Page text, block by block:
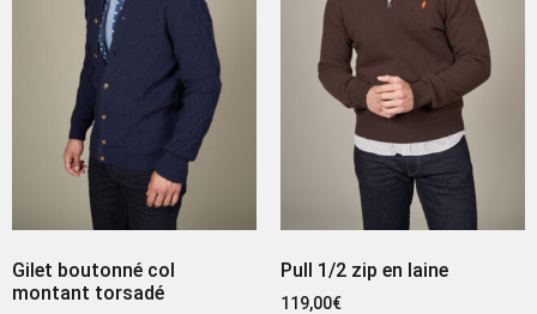
Gilet boutonné col
montant torsadé
Pull 1/2 zip en laine
119,00€